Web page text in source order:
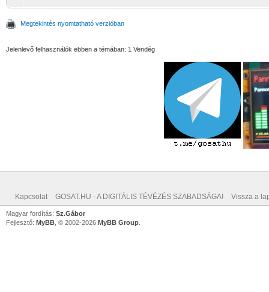
Megtekintés nyomtatható verzióban
Jelenlevő felhasználók ebben a témában: 1 Vendég
Kapcsolat GOSAT.HU - A DIGITÁLIS TÉVÉZÉS SZABADSÁGA! Vissza a
Magyar fordítás: Sz.Gábor
Fejlesztő: MyBB , © 2002-2026 MyBB Group